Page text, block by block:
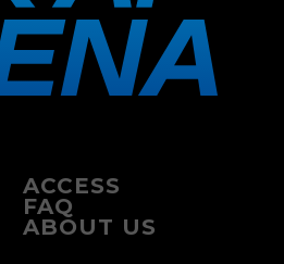
ACCESS
FAQ
ABOUT US